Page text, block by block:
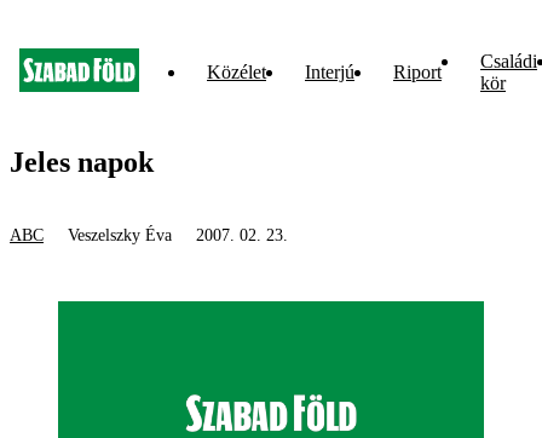
Közélet Interjú Riport
Családi
kör
Jeles napok
ABC Veszelszky Éva 2007. 02. 23.